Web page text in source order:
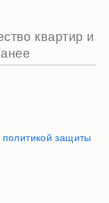
политикой защиты